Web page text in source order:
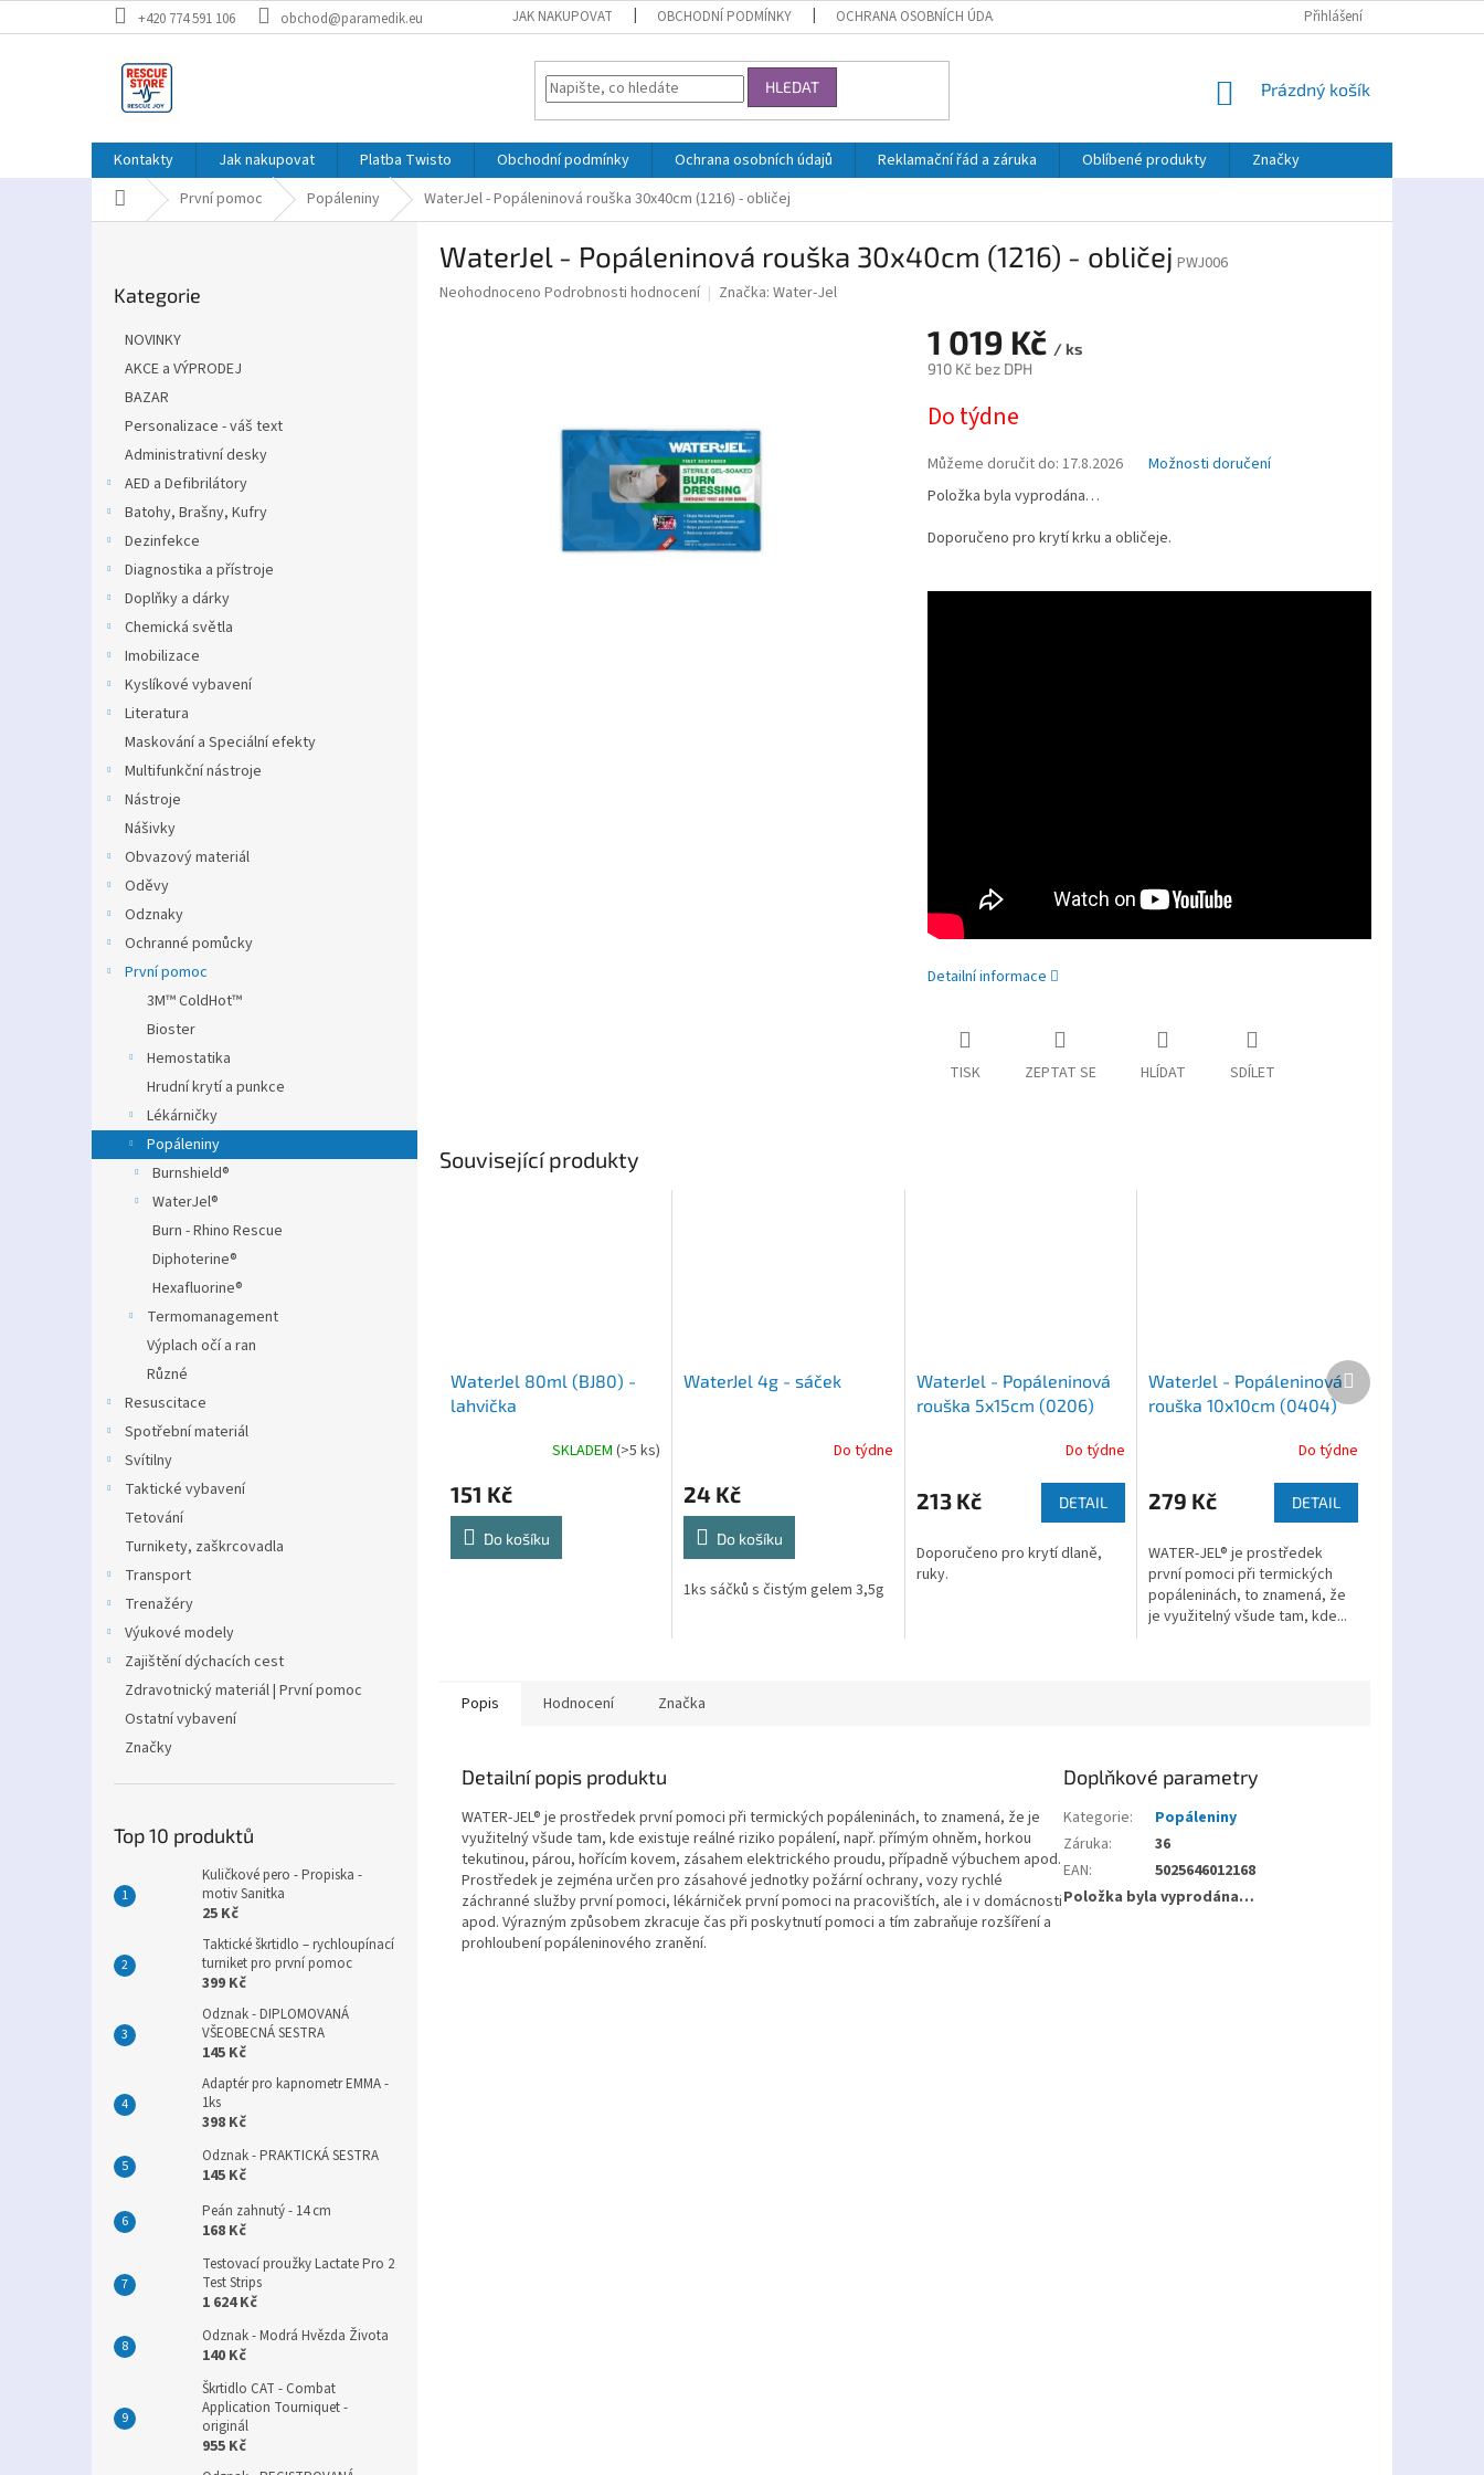
na
+420 774 591 106 obchod@paramedik.eu JAK NAKUPOVAT OBCHODNÍ PODMÍNKY OCHRANA OSOBNÍCH ÚDAJŮ Přihlášení
HLEDAT
NÁKUPNÍ
Prázdný košík
Kontakty Jak nakupovat Platba Twisto Obchodní podmínky Ochrana osobních údajů Reklamační řád a záruka Oblíbené produkty
Značky
Domů První pomoc Popáleniny WaterJel - Popáleninová rouška 30x40cm (1216) - obličej
kategorie
Kategorie
NOVINKY
AKCE a VÝPRODEJ
BAZAR
Personalizace - váš text
Administrativní desky
AED a Defibrilátory
Batohy, Brašny, Kufry
Dezinfekce
Diagnostika a přístroje
Doplňky a dárky
Chemická světla
Imobilizace
Kyslíkové vybavení
Literatura
Maskování a Speciální efekty
Multifunkční nástroje
Nástroje
Nášivky
Obvazový materiál
Oděvy
Odznaky
Ochranné pomůcky
První pomoc
3M™ ColdHot™
Bioster
Hemostatika
Hrudní krytí a punkce
Lékárničky
Popáleniny
Burnshield®
WaterJel®
Burn - Rhino Rescue
Diphoterine®
Hexafluorine®
Termomanagement
Výplach očí a ran
Různé
Resuscitace
Spotřební materiál
Svítilny
Taktické vybavení
Tetování
Turnikety, zaškrcovadla
Transport
Trenažéry
Výukové modely
Zajištění dýchacích cest
Zdravotnický materiál | První pomoc
Ostatní vybavení
Značky
Top 10 produktů
Kuličkové pero - Propiska -
motiv Sanitka
25 Kč
Taktické škrtidlo – rychloupínací
turniket pro první pomoc
399 Kč
Odznak - DIPLOMOVANÁ
VŠEOBECNÁ SESTRA
145 Kč
Adaptér pro kapnometr EMMA -
1ks
398 Kč
Odznak - PRAKTICKÁ SESTRA
145 Kč
Peán zahnutý - 14 cm
168 Kč
Testovací proužky Lactate Pro 2
Test Strips
1 624 Kč
Odznak - Modrá Hvězda Života
140 Kč
Škrtidlo CAT - Combat
Application Tourniquet -
originál
955 Kč
WaterJel - Popáleninová rouška 30x40cm (1216) - obličej PWJ006
Průměrné
Neohodnoceno Podrobnosti hodnocení Značka: Water-Jel
1 019 Kč / ks
910 Kč bez DPH
cena:
Do týdne
Můžeme doručit do: 17.8.2026
Možnosti doručení
Položka byla vyprodána…
Doporučeno pro krytí krku a obličeje.
Detailní informace
TISK ZEPTAT SE HLÍDAT SDÍLET
Související produkty
WaterJel 80ml (BJ80) -
lahvička
SKLADEM (>5 ks)
151 Kč
Do košíku
WaterJel 4g - sáček
Do týdne
24 Kč
Do košíku
1ks sáčků s čistým gelem 3,5g
WaterJel - Popáleninová
rouška 5x15cm (0206)
Do týdne
213 Kč DETAIL
Doporučeno pro krytí dlaně,
ruky.
WaterJel - Popáleninová
rouška 10x10cm (0404)
Do týdne
279 Kč DETAIL
WATER-JEL® je prostředek
první pomoci při termických
popáleninách, to znamená, že
je využitelný všude tam, kde...
Další
produkt
Popis Hodnocení Značka
Detailní popis produktu
WATER-JEL® je prostředek první pomoci při termických popáleninách, to znamená, že je
využitelný všude tam, kde existuje reálné riziko popálení, např. přímým ohněm, horkou
tekutinou, párou, hořícím kovem, zásahem elektrického proudu, případně výbuchem apod.
Prostředek je zejména určen pro zásahové jednotky požární ochrany, vozy rychlé
záchranné služby první pomoci, lékárniček první pomoci na pracovištích, ale i v domácnosti
apod. Výrazným způsobem zkracuje čas při poskytnutí pomoci a tím zabraňuje rozšíření a
prohloubení popáleninového zranění.
Doplňkové parametry
Kategorie:
Popáleniny
Záruka:
36
EAN:
5025646012168
Položka byla vyprodána…